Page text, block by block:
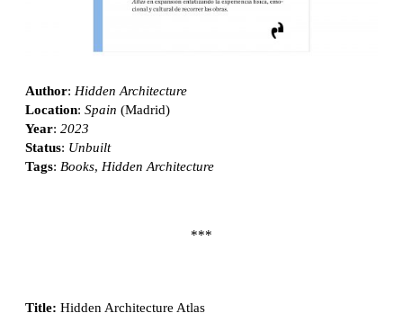
Author: Hidden Architecture
Location: Spain (Madrid)
Year: 2023
Status: Unbuilt
Tags: Books, Hidden Architecture
***
Title: Hidden Architecture Atlas